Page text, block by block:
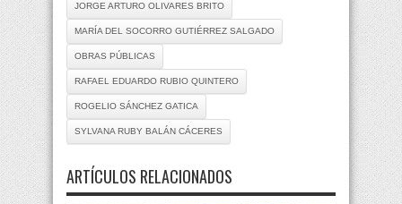
JORGE ARTURO OLIVARES BRITO
MARÍA DEL SOCORRO GUTIÉRREZ SALGADO
OBRAS PÚBLICAS
RAFAEL EDUARDO RUBIO QUINTERO
ROGELIO SÁNCHEZ GATICA
SYLVANA RUBY BALÁN CÁCERES
ARTÍCULOS RELACIONADOS